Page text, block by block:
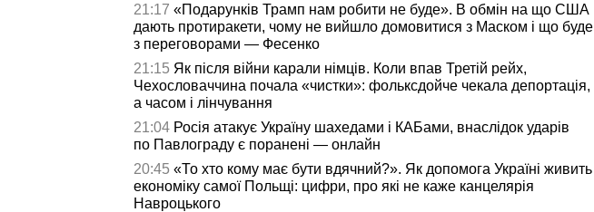
21:17 «Подарунків Трамп нам робити не буде». В обмін на що США
дають протиракети, чому не вийшло домовитися з Маском і що буде
з переговорами — Фесенко
21:15 Як після війни карали німців. Коли впав Третій рейх,
Чехословаччина почала «чистки»: фольксдойче чекала депортація,
а часом і лінчування
21:04 Росія атакує Україну шахедами і КАБами, внаслідок ударів
по Павлограду є поранені — онлайн
20:45 «То хто кому має бути вдячний?». Як допомога Україні живить
економіку самої Польщі: цифри, про які не каже канцелярія
Навроцького